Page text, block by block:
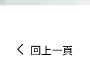
回上一頁